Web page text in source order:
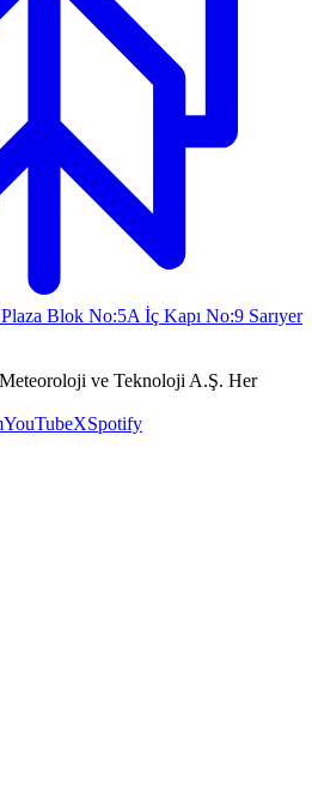
Blok No:5A İç Kapı No:9 Sarıyer
ve Teknoloji A.Ş. Her
YouTubeXSpotify